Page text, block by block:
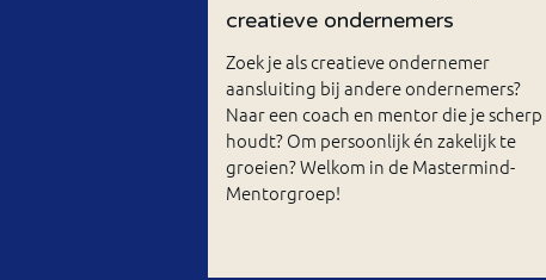
creatieve ondernemers
Zoek je als creatieve ondernemer
aansluiting bij andere ondernemers?
Naar een coach en mentor die je scherp
houdt? Om persoonlijk én zakelijk te
groeien? Welkom in de Mastermind-
Mentorgroep!